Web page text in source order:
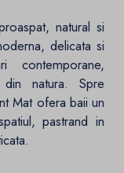
natural si
delicata si
contemporane,
din natura. Spre
Mat ofera baii un
pastrand in